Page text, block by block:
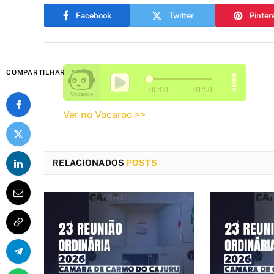
Facebook Twitter
COMPARTILHAR
Ver no Vocaroo >>
RELACIONADOS POSTS